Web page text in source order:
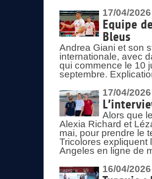
17/04/2026
Equipe
Bleus
Andrea Giani et son
internationale, avec
qui commence le 10
septembre.
17/04/2026
Alors que
Alexia Richard et
mai, pour prendre le
Tricolores expliquent
Angeles en ligne de
16/04/2026